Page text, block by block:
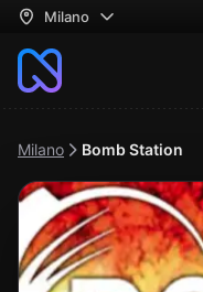
Milano
Milano Bomb Station